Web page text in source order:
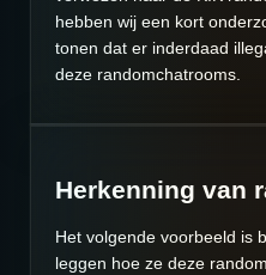
hebben wij een kort
tonen dat er inderdaad
deze randomchatrooms.
Herkenning van
Het volgende voorbeeld is
leggen hoe ze deze